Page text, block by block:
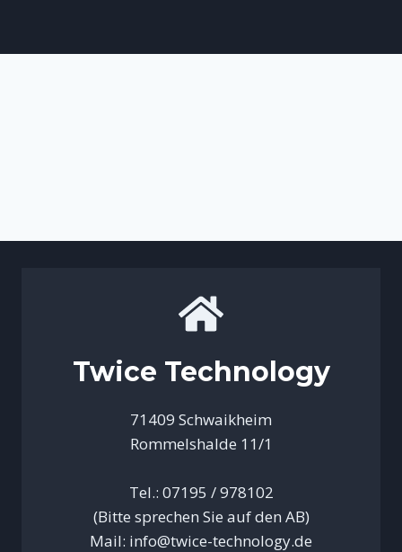
Twice Technology
71409 Schwaikheim
Rommelshalde 11/1
Tel.: 07195 / 978102
(Bitte sprechen Sie auf den AB)
Mail: info@twice-technology.de